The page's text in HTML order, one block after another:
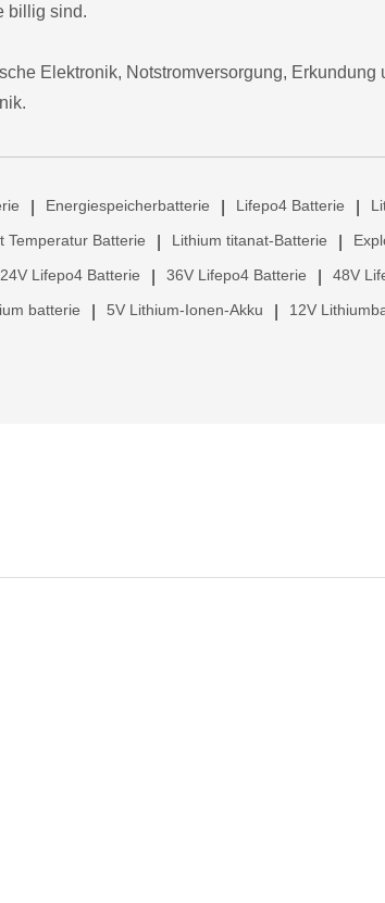
billig sind.
Elektronik, Notstromversorgung, Erkundung
Energiespeicherbatterie Lifepo4 Batterie
Temperatur Batterie Lithium titanat-Batterie
24V Lifepo4 Batterie 36V Lifepo4 Batterie 48V
batterie 5V Lithium-Ionen-Akku 12V